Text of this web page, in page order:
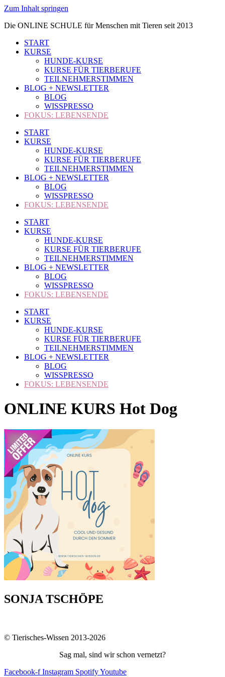
Zum Inhalt springen
Die ONLINE SCHULE für Menschen mit Tieren seit 2013
START
KURSE
HUNDE-KURSE
KURSE FÜR TIERBERUFE
TEILNEHMERSTIMMEN
BLOG + NEWSLETTER
BLOG
WISSPRESSO
FOKUS: LEBENSENDE
START
KURSE
HUNDE-KURSE
KURSE FÜR TIERBERUFE
TEILNEHMERSTIMMEN
BLOG + NEWSLETTER
BLOG
WISSPRESSO
FOKUS: LEBENSENDE
START
KURSE
HUNDE-KURSE
KURSE FÜR TIERBERUFE
TEILNEHMERSTIMMEN
BLOG + NEWSLETTER
BLOG
WISSPRESSO
FOKUS: LEBENSENDE
START
KURSE
HUNDE-KURSE
KURSE FÜR TIERBERUFE
TEILNEHMERSTIMMEN
BLOG + NEWSLETTER
BLOG
WISSPRESSO
FOKUS: LEBENSENDE
ONLINE KURS Hot Dog
SONJA TSCHÖPE
© Tierisches-Wissen 2013-2026
Sag mal, sind wir schon vernetzt?
Facebook-f Instagram SpotifyYoutube